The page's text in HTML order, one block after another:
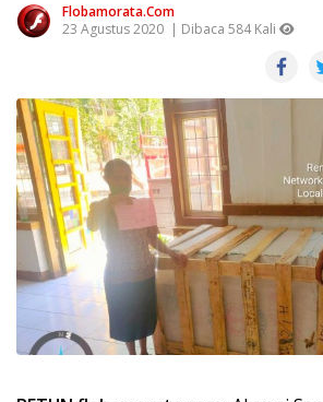
Flobamorata.com
23 Agustus 2020 | Dibaca 584 Kali